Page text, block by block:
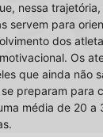
nessa
servem para
dos
Os
que ainda não
preparam para
média de 20 a